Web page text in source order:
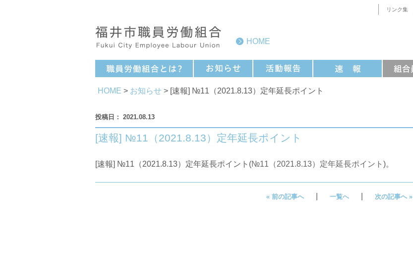
リンク集
HOME
HOME > お知らせ > [速報] №11（2021.8.13）定年延長ポイント
2021.08.13
[速報] №11（2021.8.13）定年延長ポイント
[速報] №11（2021.8.13）定年延長ポイント(№11（2021.8.13）定年延長ポイント )。
« 前の記事へ 一覧へ 次の記事へ »